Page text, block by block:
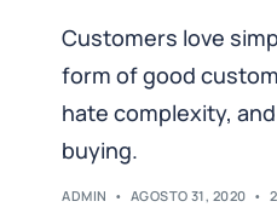
Customers love
form of good
hate complexity,
buying.
ADMIN AGOSTO 31, 2020